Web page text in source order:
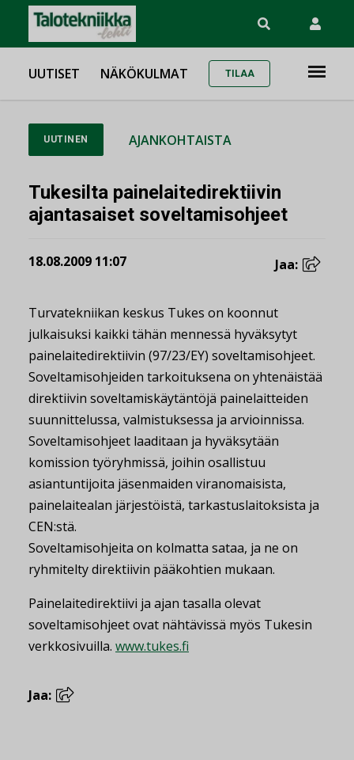
UUTISET NÄKÖKULMAT TILAA
UUTINEN AJANKOHTAISTA
Tukesilta painelaitedirektiivin
ajantasaiset soveltamisohjeet
18.08.2009 11:07 Jaa:
Turvatekniikan keskus Tukes on koonnut
julkaisuksi kaikki tähän mennessä hyväksytyt
painelaitedirektiivin (97/23/EY) soveltamisohjeet.
Soveltamisohjeiden tarkoituksena on yhtenäistää
direktiivin soveltamiskäytäntöjä painelaitteiden
suunnittelussa, valmistuksessa ja arvioinnissa.
Soveltamisohjeet laaditaan ja hyväksytään
komission työryhmissä, joihin osallistuu
asiantuntijoita jäsenmaiden viranomaisista,
painelaitealan järjestöistä, tarkastuslaitoksista ja
CEN:stä.
Soveltamisohjeita on kolmatta sataa, ja ne on
ryhmitelty direktiivin pääkohtien mukaan.
Painelaitedirektiivi ja ajan tasalla olevat
soveltamisohjeet ovat nähtävissä myös Tukesin
verkkosivuilla. www.tukes.fi
Jaa: